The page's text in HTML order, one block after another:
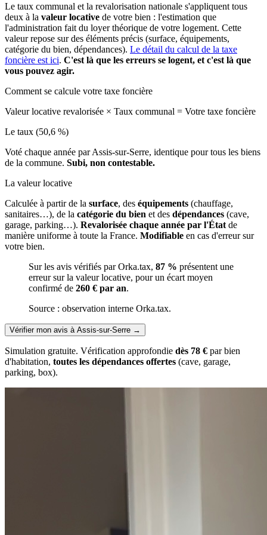
Le taux communal et la revalorisation nationale s'appliquent tous
deux à la valeur locative de votre bien : l'estimation que
l'administration fait du loyer théorique de votre logement. Cette
valeur repose sur des éléments précis (surface, équipements,
catégorie du bien, dépendances). Le détail du calcul de la taxe
foncière est ici. C'est là que les erreurs se logent, et c'est là que
vous pouvez agir.
Comment se calcule votre taxe foncière
Valeur locative revalorisée × Taux communal = Votre taxe foncière
Le taux (50,6 %)
Voté chaque année par Assis-sur-Serre, identique pour tous les biens
de la commune. Subi, non contestable.
La valeur locative
Calculée à partir de la surface, des équipements (chauffage,
sanitaires…), de la catégorie du bien et des dépendances (cave,
garage, parking…). Revalorisée chaque année par l'État de
manière uniforme à toute la France. Modifiable en cas d'erreur sur
votre bien.
Sur les avis vérifiés par Orka.tax, 87 % présentent une
erreur sur la valeur locative, pour un écart moyen
confirmé de 260 € par an.
Source : observation interne Orka.tax.
Vérifier mon avis à Assis-sur-Serre →
Simulation gratuite. Vérification approfondie dès 78 € par bien
d'habitation, toutes les dépendances offertes (cave, garage,
parking, box).